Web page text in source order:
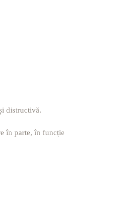
distructivă.
în parte, în funcție